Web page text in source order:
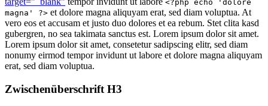
<?php echo 'dolore
magna' ?> et dolore magna aliquyam erat, sed diam voluptua. At
vero eos et accusam et justo duo dolores et ea rebum. Stet clita kasd
gubergren, no sea takimata sanctus est. Lorem ipsum dolor sit amet.
Lorem ipsum dolor sit amet, consetetur sadipscing elitr, sed diam
nonumy eirmod tempor invidunt ut labore et dolore magna aliquyam
erat, sed diam voluptua.
Zwischenüberschrift H3